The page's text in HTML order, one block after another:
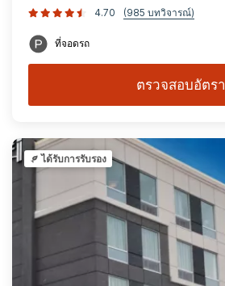
4.70 (985 บทวิจารณ์)
ที่จอดรถ
ตรวจสอบอัตรา
ได้รับการรับรอง